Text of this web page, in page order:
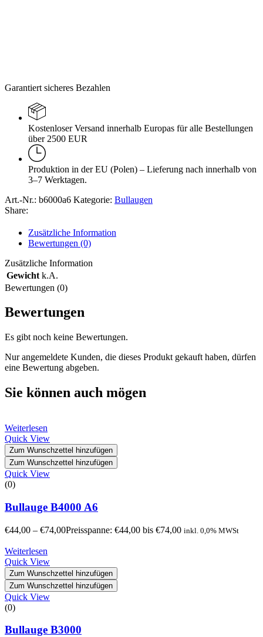
Garantiert sicheres Bezahlen
Kostenloser Versand innerhalb Europas für alle Bestellungen
über 2500 EUR
Produktion in der EU (Polen) – Lieferung nach innerhalb von
3–7 Werktagen.
Art.-Nr.: b6000a6 Kategorie: Bullaugen
Share:
Zusätzliche Information
Bewertungen (0)
Zusätzliche Information
Gewicht k.A.
Bewertungen (0)
Bewertungen
Es gibt noch keine Bewertungen.
Nur angemeldete Kunden, die dieses Produkt gekauft haben, dürfen
eine Bewertung abgeben.
Sie können auch mögen
Weiterlesen
Quick View
Zum Wunschzettel hinzufügen
Zum Wunschzettel hinzufügen
Quick View
(0)
Bullauge B4000 A6
€44,00 – €74,00Preisspanne: €44,00 bis €74,00 inkl. 0,0% MWSt
Weiterlesen
Quick View
Zum Wunschzettel hinzufügen
Zum Wunschzettel hinzufügen
Quick View
(0)
Bullauge B3000